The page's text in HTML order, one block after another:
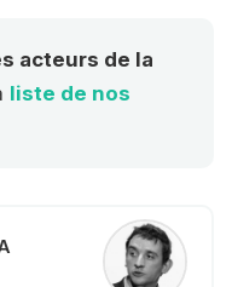
acteurs de la
liste de nos